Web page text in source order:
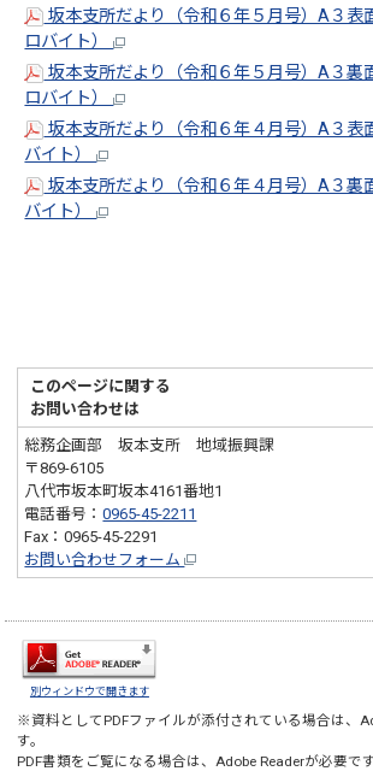
坂本支所だより（令和６年５月号）A３表
ロバイト）
坂本支所だより（令和６年５月号）A３裏
ロバイト）
坂本支所だより（令和６年４月号）A３表
バイト）
坂本支所だより（令和６年４月号）A３裏
バイト）
このページに関する
お問い合わせは
総務企画部 坂本支所 地域振興課
〒869-6105
八代市坂本町坂本4161番地1
電話番号：0965-45-2211
Fax：0965-45-2291
お問い合わせフォーム
別ウィンドウで開きます
※資料としてPDFファイルが添付されている場合は、
す。
PDF書類をご覧になる場合は、 Adobe Readerが必要で